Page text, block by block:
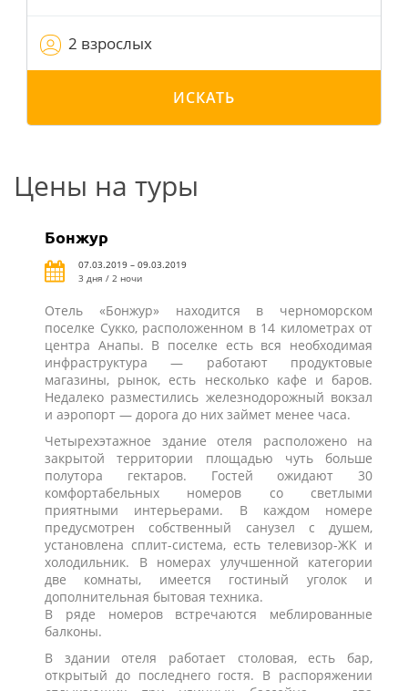
2 взрослых
ИСКАТЬ
Цены на туры
Бонжур
07.03.2019 – 09.03.2019
3 дня / 2 ночи
Отель «Бонжур» находится в черноморском
поселке Сукко, расположенном в 14 километрах от
центра Анапы. В поселке есть вся необходимая
инфраструктура — работают продуктовые
магазины, рынок, есть несколько кафе и баров.
Недалеко разместились железнодорожный вокзал
и аэропорт — дорога до них займет менее часа.
Четырехэтажное здание отеля расположено на
закрытой территории площадью чуть больше
полутора гектаров. Гостей ожидают 30
комфортабельных номеров со светлыми
приятными интерьерами. В каждом номере
предусмотрен собственный санузел с душем,
установлена сплит-система, есть телевизор-ЖК и
холодильник. В номерах улучшенной категории
две комнаты, имеется гостиный уголок и
дополнительная бытовая техника.
В ряде номеров встречаются меблированные
балконы.
В здании отеля работает столовая, есть бар,
открытый до последнего гостя. В распоряжении